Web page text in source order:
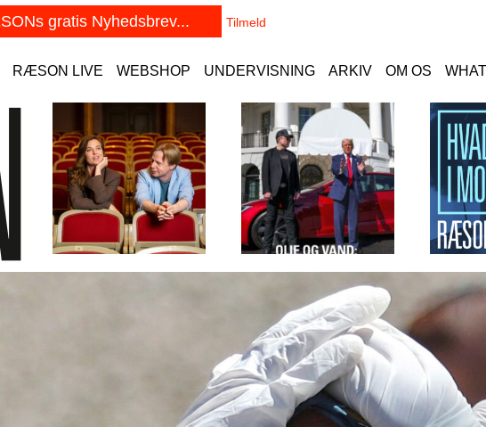
RÆSON LIVE WEBSHOP UNDERVISNING ARKIV OM OS